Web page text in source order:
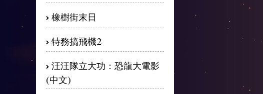
橡樹街末日
特務搞飛機2
汪汪隊立大功：恐龍大電影
(中文)